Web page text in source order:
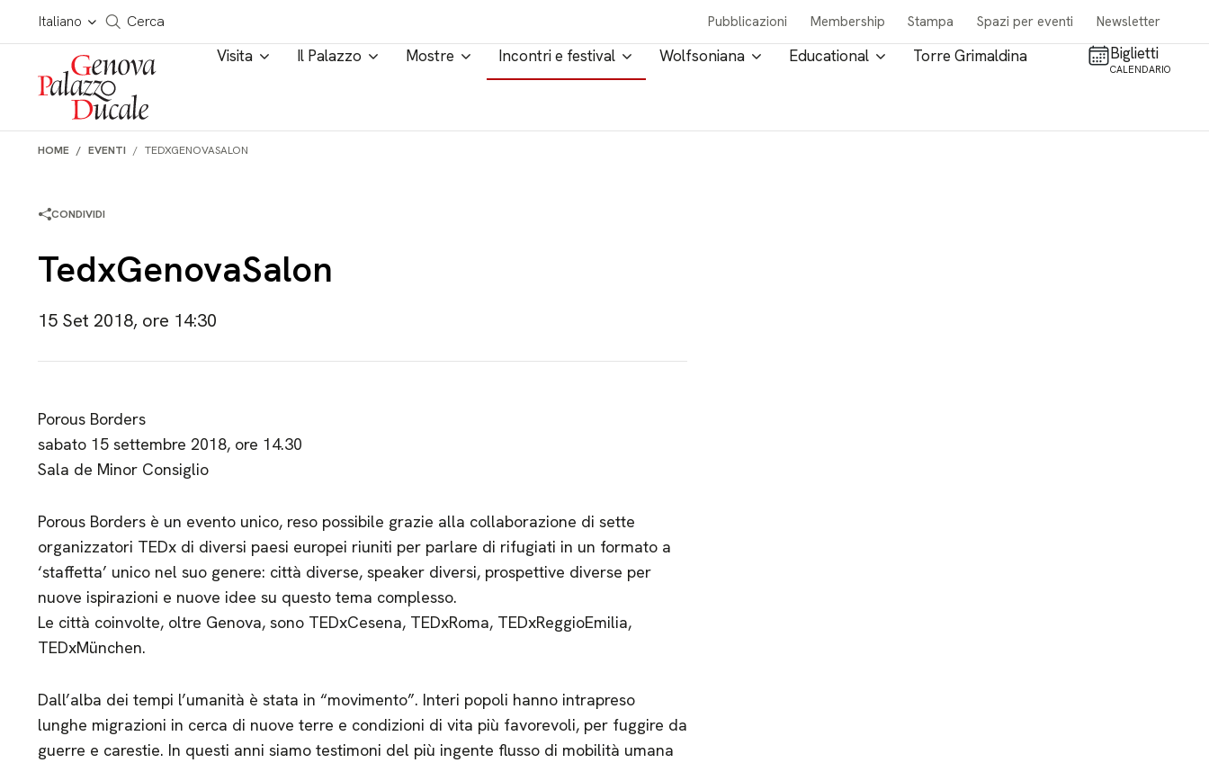
Salta al contenuto
Italiano
Cerca in tutto il sito
Cerca Pubblicazioni Membership Stampa Spazi per eventi Newsletter
Visita Il Palazzo Mostre Incontri e festival Wolfsoniana Educational Torre Grimaldina Biglietti
CALENDARIO
HOME EVENTI TEDXGENOVASALON
CONDIVIDI
TedxGenovaSalon
15 Set 2018, ore 14:30
Porous Borders
sabato 15 settembre 2018, ore 14.30
Sala de Minor Consiglio
Porous Borders è un evento unico, reso possibile grazie alla collaborazione di sette
organizzatori TEDx di diversi paesi europei riuniti per parlare di rifugiati in un formato a
‘staffetta’ unico nel suo genere: città diverse, speaker diversi, prospettive diverse per
nuove ispirazioni e nuove idee su questo tema complesso.
Le città coinvolte, oltre Genova, sono TEDxCesena, TEDxRoma, TEDxReggioEmilia,
TEDxMünchen.
Dall’alba dei tempi l’umanità è stata in “movimento”. Interi popoli hanno intrapreso
lunghe migrazioni in cerca di nuove terre e condizioni di vita più favorevoli, per fuggire da
guerre e carestie. In questi anni siamo testimoni del più ingente flusso di mobilità umana